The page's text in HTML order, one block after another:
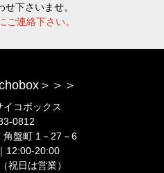
下さいませ。
連絡下さい。
＞＞＞
イコボックス
0812
角盤町 1－27－6
12:00-20:00
祝日は営業）